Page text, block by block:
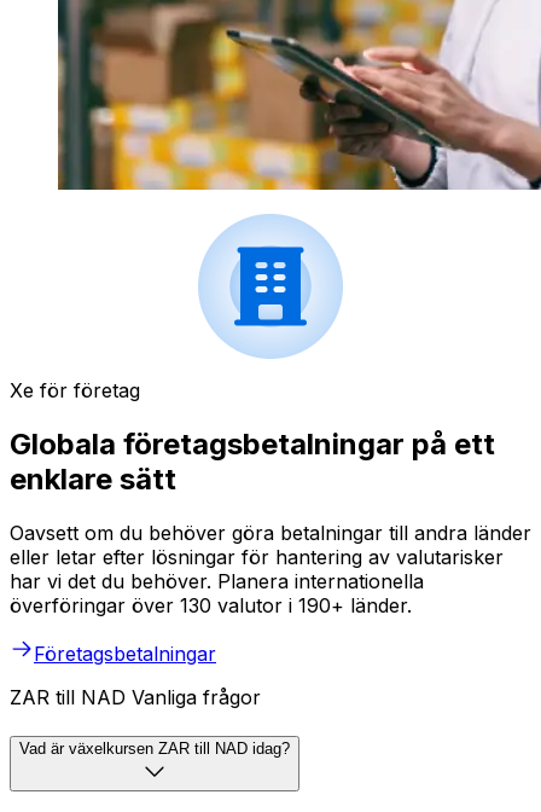
Xe för företag
Globala företagsbetalningar på ett
enklare sätt
Oavsett om du behöver göra betalningar till andra länder
eller letar efter lösningar för hantering av valutarisker
har vi det du behöver. Planera internationella
överföringar över 130 valutor i 190+ länder.
Företagsbetalningar
ZAR till NAD Vanliga frågor
Vad är växelkursen ZAR till NAD idag?